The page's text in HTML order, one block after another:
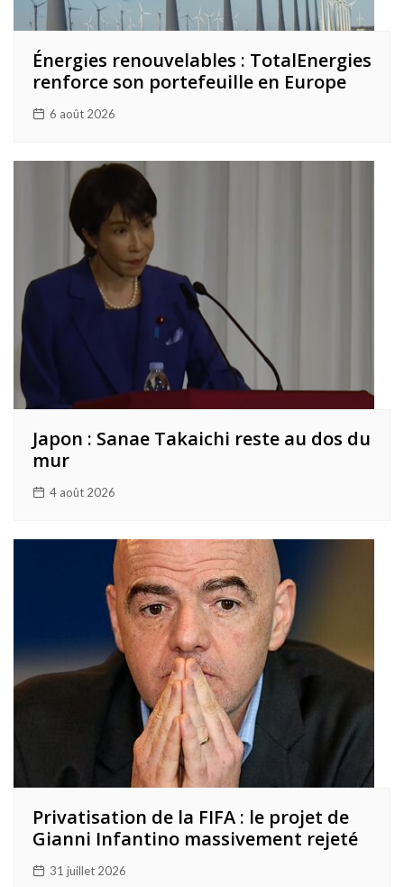
Énergies renouvelables : TotalEnergies
renforce son portefeuille en Europe
6 août 2026
Japon : Sanae Takaichi reste au dos du
mur
4 août 2026
Privatisation de la FIFA : le projet de
Gianni Infantino massivement rejeté
31 juillet 2026